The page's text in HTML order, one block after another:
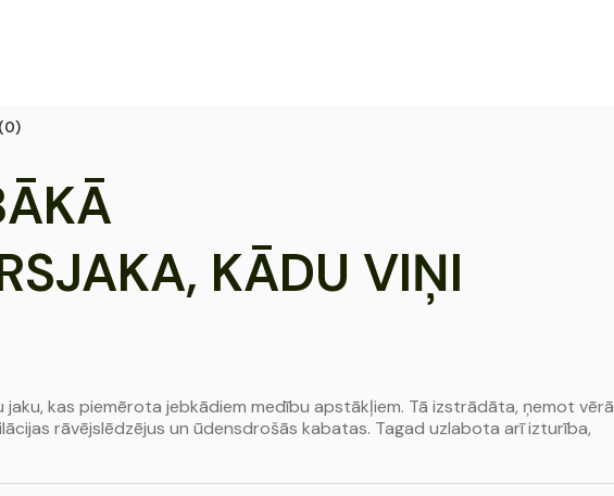
KĀDU VIŅI
kas piemērota jebkādiem medību apstākļiem. Tā izstrādāta, ņemot vērā
rāvējslēdzējus un ūdensdrošās kabatas. Tagad uzlabota arī izturība,